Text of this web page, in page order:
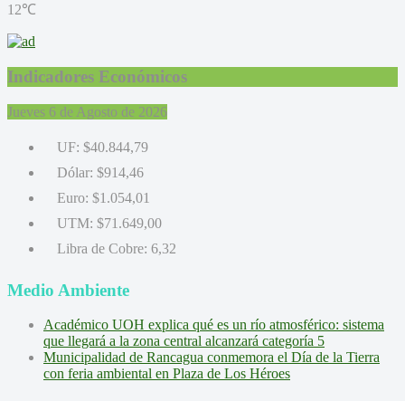
12℃
Indicadores Económicos
Jueves 6 de Agosto de 2026
UF: $40.844,79
Dólar: $914,46
Euro: $1.054,01
UTM: $71.649,00
Libra de Cobre: 6,32
Medio Ambiente
Académico UOH explica qué es un río atmosférico: sistema
que llegará a la zona central alcanzará categoría 5
Municipalidad de Rancagua conmemora el Día de la Tierra
con feria ambiental en Plaza de Los Héroes